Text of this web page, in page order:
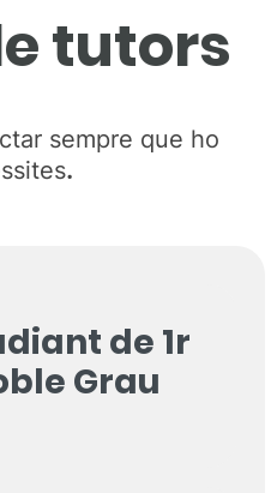
tutors
sempre que ho
.
de 1r
Grau